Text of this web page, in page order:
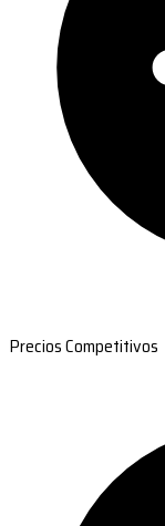
Precios Competitivos